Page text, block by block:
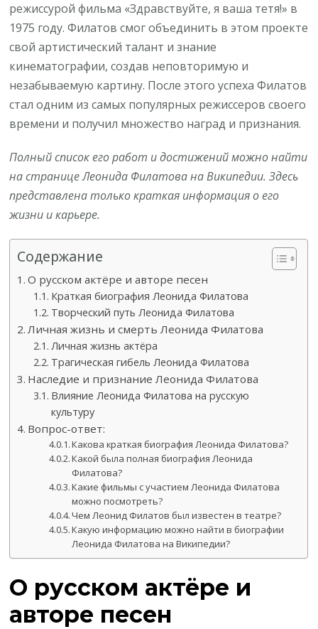
режиссурой фильма «Здравствуйте, я ваша тетя!» в
1975 году. Филатов смог объединить в этом проекте
свой артистический талант и знание
кинематографии, создав неповторимую и
незабываемую картину. После этого успеха Филатов
стал одним из самых популярных режиссеров своего
времени и получил множество наград и признания.
Полный список его работ и достижений можно найти
на странице Леонида Филатова на Википедии. Здесь
представлена только краткая информация о его
жизни и карьере.
Содержание
О русском актёре и авторе песен
Краткая биография Леонида Филатова
Творческий путь Леонида Филатова
Личная жизнь и смерть Леонида Филатова
Личная жизнь актёра
Трагическая гибель Леонида Филатова
Наследие и признание Леонида Филатова
Влияние Леонида Филатова на русскую
культуру
Вопрос-ответ:
Какова краткая биография Леонида Филатова?
Какой была полная биография Леонида
Филатова?
Какие фильмы с участием Леонида Филатова
можно посмотреть?
Чем Леонид Филатов был известен в театре?
Какую информацию можно найти в биографии
Леонида Филатова на Википедии?
О русском актёре и
авторе песен